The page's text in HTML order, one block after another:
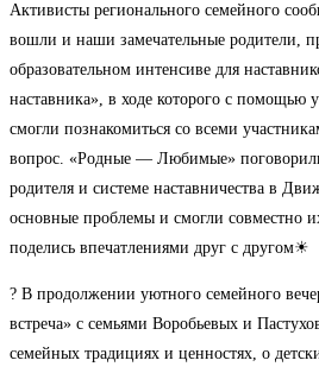
Активисты регионального семейного
вошли и наши замечательные родители,
образовательном интенсиве для
наставника», в ходе которого с помощью
смогли познакомиться со всеми
вопрос. «Родные — Любимые»
родителя и системе наставничества в
основные проблемы и смогли совместно
поделись впечатлениями друг с другом☀
? В продолжении уютного семейного
встреча» с семьями Воробьевых и
семейных традициях и ценностях, о